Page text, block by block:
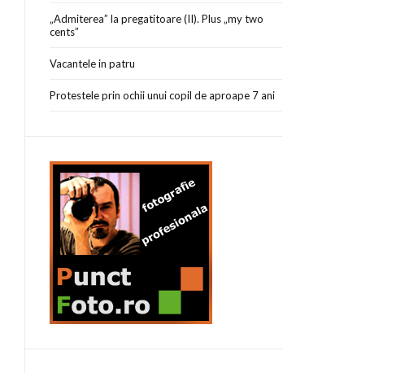
„Admiterea” la pregatitoare (II). Plus „my two
cents”
Vacantele in patru
Protestele prin ochii unui copil de aproape 7 ani